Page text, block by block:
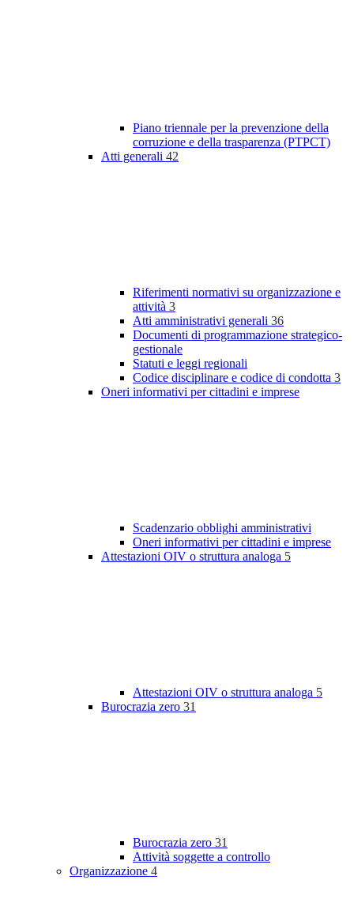
Piano triennale per la prevenzione della
corruzione e della trasparenza (PTPCT)
Atti generali 42
Riferimenti normativi su organizzazione e
attività 3
Atti amministrativi generali 36
Documenti di programmazione strategico-
gestionale
Statuti e leggi regionali
Codice disciplinare e codice di condotta 3
Oneri informativi per cittadini e imprese
Scadenzario obblighi amministrativi
Oneri informativi per cittadini e imprese
Attestazioni OIV o struttura analoga 5
Attestazioni OIV o struttura analoga 5
Burocrazia zero 31
Burocrazia zero 31
Attività soggette a controllo
Organizzazione 4